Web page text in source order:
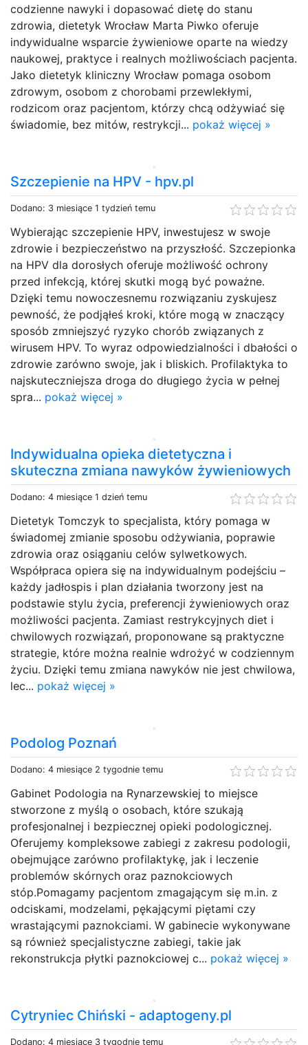
codzienne nawyki i dopasować dietę do stanu
zdrowia, dietetyk Wrocław Marta Piwko oferuje
indywidualne wsparcie żywieniowe oparte na wiedzy
naukowej, praktyce i realnych możliwościach pacjenta.
Jako dietetyk kliniczny Wrocław pomaga osobom
zdrowym, osobom z chorobami przewlekłymi,
rodzicom oraz pacjentom, którzy chcą odżywiać się
świadomie, bez mitów, restrykcji... pokaż więcej »
Szczepienie na HPV - hpv.pl
Dodano: 3 miesiące 1 tydzień temu
Wybierając szczepienie HPV, inwestujesz w swoje
zdrowie i bezpieczeństwo na przyszłość. Szczepionka
na HPV dla dorosłych oferuje możliwość ochrony
przed infekcją, której skutki mogą być poważne.
Dzięki temu nowoczesnemu rozwiązaniu zyskujesz
pewność, że podjąłeś kroki, które mogą w znaczący
sposób zmniejszyć ryzyko chorób związanych z
wirusem HPV. To wyraz odpowiedzialności i dbałości o
zdrowie zarówno swoje, jak i bliskich. Profilaktyka to
najskuteczniejsza droga do długiego życia w pełnej
spra... pokaż więcej »
Indywidualna opieka dietetyczna i
skuteczna zmiana nawyków żywieniowych
Dodano: 4 miesiące 1 dzień temu
Dietetyk Tomczyk to specjalista, który pomaga w
świadomej zmianie sposobu odżywiania, poprawie
zdrowia oraz osiąganiu celów sylwetkowych.
Współpraca opiera się na indywidualnym podejściu –
każdy jadłospis i plan działania tworzony jest na
podstawie stylu życia, preferencji żywieniowych oraz
możliwości pacjenta. Zamiast restrykcyjnych diet i
chwilowych rozwiązań, proponowane są praktyczne
strategie, które można realnie wdrożyć w codziennym
życiu. Dzięki temu zmiana nawyków nie jest chwilowa,
lec... pokaż więcej »
Podolog Poznań
Dodano: 4 miesiące 2 tygodnie temu
Gabinet Podologia na Rynarzewskiej to miejsce
stworzone z myślą o osobach, które szukają
profesjonalnej i bezpiecznej opieki podologicznej.
Oferujemy kompleksowe zabiegi z zakresu podologii,
obejmujące zarówno profilaktykę, jak i leczenie
problemów skórnych oraz paznokciowych
stóp.Pomagamy pacjentom zmagającym się m.in. z
odciskami, modzelami, pękającymi piętami czy
wrastającymi paznokciami. W gabinecie wykonywane
są również specjalistyczne zabiegi, takie jak
rekonstrukcja płytki paznokciowej c... pokaż więcej »
Cytryniec Chiński - adaptogeny.pl
Dodano: 4 miesiące 3 tygodnie temu